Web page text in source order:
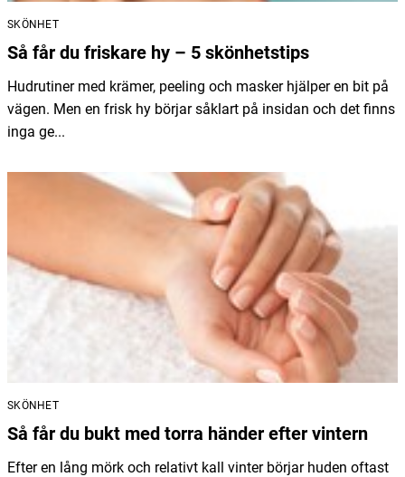
SKÖNHET
Så får du friskare hy – 5 skönhetstips
Hudrutiner med krämer, peeling och masker hjälper en bit på
vägen. Men en frisk hy börjar såklart på insidan och det finns
inga ge...
SKÖNHET
Så får du bukt med torra händer efter vintern
Efter en lång mörk och relativt kall vinter börjar huden oftast